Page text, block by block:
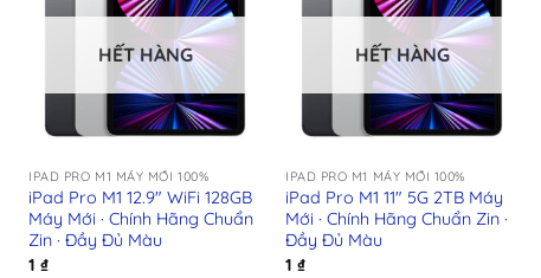
+
HẾT HÀNG
IPAD PRO M1 MÁY MỚI 100%
iPad Pro M1 12.9″ WiFi 128GB
Máy Mới · Chính Hãng Chuẩn
Zin · Đầy Đủ Màu
1₫
+
HẾT HÀNG
IPAD PRO M1 MÁY MỚI 100%
iPad Pro M1 11″ 5G 2TB Máy
Mới · Chính Hãng Chuẩn Zin ·
Đầy Đủ Màu
1₫